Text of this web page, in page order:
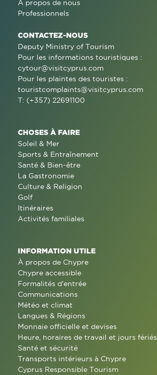
À propos de nous
Professionnels
CONTACTEZ-NOUS
Deputy Ministry of Tourism
Pour les informations touristiques :
cytour@visitcyprus.com
Pour les plaintes des touristes :
touristcomplaints@visitcyprus.com
T: (+357) 22691100
CHOSES À FAIRE
Soleil & Mer
Sports & Entraînement
Santé & Bien-être
La Gastronomie
Culture & Religion
Golf
Itinéraires
Activités familiales
INFORMATION UTILE
À propos de Chypre
Chypre accessible
Formalités d'entrée
Communications
Météo et climat
Langues & Régions
Monnaie officielle et devises
Heure, horaires de travail et jours fériés
Santé et sécurité
Transports intérieurs à Chypre
Cyprus Responsible Tourism